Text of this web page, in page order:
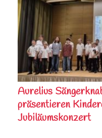
Aurelius
präsentieren
Jubiläumskonzert